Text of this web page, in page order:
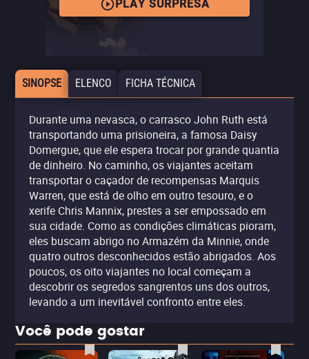
PLAY SURPRESA
SINOPSE ELENCO FICHA TÉCNICA
Durante uma nevasca, o carrasco John Ruth está
transportando uma prisioneira, a famosa Daisy
Domergue, que ele espera trocar por grande quantia
de dinheiro. No caminho, os viajantes aceitam
transportar o caçador de recompensas Marquis
Warren, que está de olho em outro tesouro, e o
xerife Chris Mannix, prestes a ser empossado em
sua cidade. Como as condições climáticas pioram,
eles buscam abrigo no Armazém da Minnie, onde
quatro outros desconhecidos estão abrigados. Aos
poucos, os oito viajantes no local começam a
descobrir os segredos sangrentos uns dos outros,
levando a um inevitável confronto entre eles.
Você pode gostar